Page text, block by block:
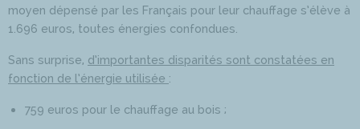
moyen dépensé par les Français pour leur chauffage s’élève à
1.696 euros, toutes énergies confondues.
Sans surprise, d’importantes disparités sont constatées en
fonction de l’énergie utilisée :
759 euros pour le chauffage au bois ;